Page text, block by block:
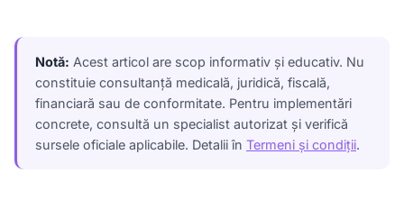
Notă: Acest articol are scop informativ și educativ. Nu
constituie consultanță medicală, juridică, fiscală,
financiară sau de conformitate. Pentru implementări
concrete, consultă un specialist autorizat și verifică
sursele oficiale aplicabile. Detalii în Termeni și condiții.